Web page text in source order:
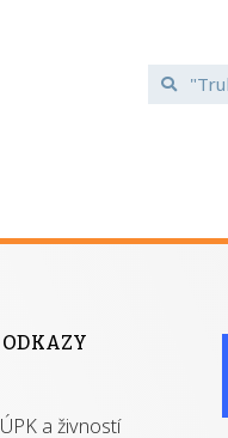
a živností